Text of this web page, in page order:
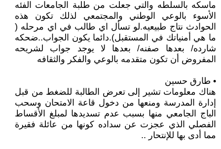
ماسكه بالسلطه والتي جعلت من طلبة الجامعات الفئه
الأسوء بالوعي الوطني والمجتمعي لذلك تكون هذه
الحوادث نتاج طبيعيه.لو تسأل اي طالب في اي مرحله (
ما هي أمنياتك في المستقبل).دائما يكون الجواب..ضحكه
شارده/ بعدها صفنه/ بعدها لا يوجد جواب لشريحه
المفروض أن تكون متقدمه بالوعي والفكر والثقافه
• طارق حسين
هناك معلومات تشير إلى تعرض الطالبة للضغط من قبل
إدارة المدرسة ومنعها من دخول قاعة الامتحان وسحب
الباج الجامعي منها بسبب عدم تسديدها لمبلغ الأقساط
الفصلي الذي عجزت عن سداده كونها من عائلة فقيرة
مما أدى بها للإنتحار ..